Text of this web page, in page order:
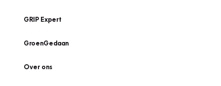
GRIP Expert
GroenGedaan
Over ons